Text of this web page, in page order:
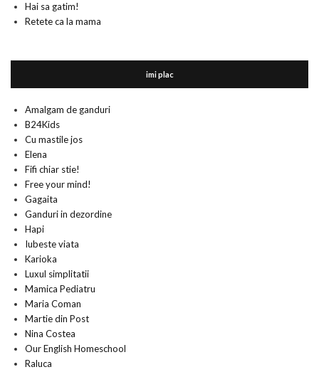
Hai sa gatim!
Retete ca la mama
imi plac
Amalgam de ganduri
B24Kids
Cu mastile jos
Elena
Fifi chiar stie!
Free your mind!
Gagaita
Ganduri in dezordine
Hapi
Iubeste viata
Karioka
Luxul simplitatii
Mamica Pediatru
Maria Coman
Martie din Post
Nina Costea
Our English Homeschool
Raluca